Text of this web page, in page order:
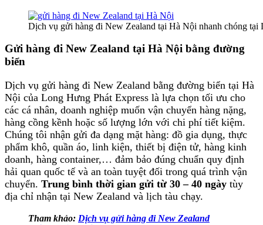
Dịch vụ gửi hàng đi New Zealand tại Hà Nội nhanh chóng tại
Gửi hàng đi New Zealand tại Hà Nội bằng đường
biển
Dịch vụ gửi hàng đi New Zealand bằng đường biển tại Hà
Nội của Long Hưng Phát Express là lựa chọn tối ưu cho
các cá nhân, doanh nghiệp muốn vận chuyển hàng nặng,
hàng cồng kềnh hoặc số lượng lớn với chi phí tiết kiệm.
Chúng tôi nhận gửi đa dạng mặt hàng: đồ gia dụng, thực
phẩm khô, quần áo, linh kiện, thiết bị điện tử, hàng kinh
doanh, hàng container,… đảm bảo đúng chuẩn quy định
hải quan quốc tế và an toàn tuyệt đối trong quá trình vận
chuyển. Trung bình thời gian gửi từ 30 – 40 ngày tùy
địa chỉ nhận tại New Zealand và lịch tàu chạy.
Tham khảo: Dịch vụ gửi hàng đi New Zealand